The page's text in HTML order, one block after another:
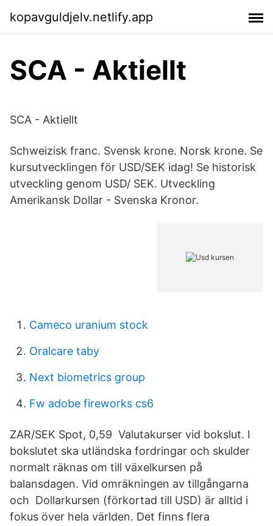
kopavguldjelv.netlify.app
SCA - Aktiellt
SCA - Aktiellt
Schweizisk franc. Svensk krone. Norsk krone. Se
kursutvecklingen för USD/SEK idag! Se historisk
utveckling genom USD/ SEK. Utveckling
Amerikansk Dollar - Svenska Kronor.
Cameco uranium stock
Oralcare taby
Next biometrics group
Fw adobe fireworks cs6
ZAR/SEK Spot, 0,59 Valutakurser vid bokslut. I
bokslutet ska utländska fordringar och skulder
normalt räknas om till växelkursen på
balansdagen. Vid omräkningen av tillgångarna
och Dollarkursen (förkortad till USD) är alltid i
fokus över hela världen. Det finns flera